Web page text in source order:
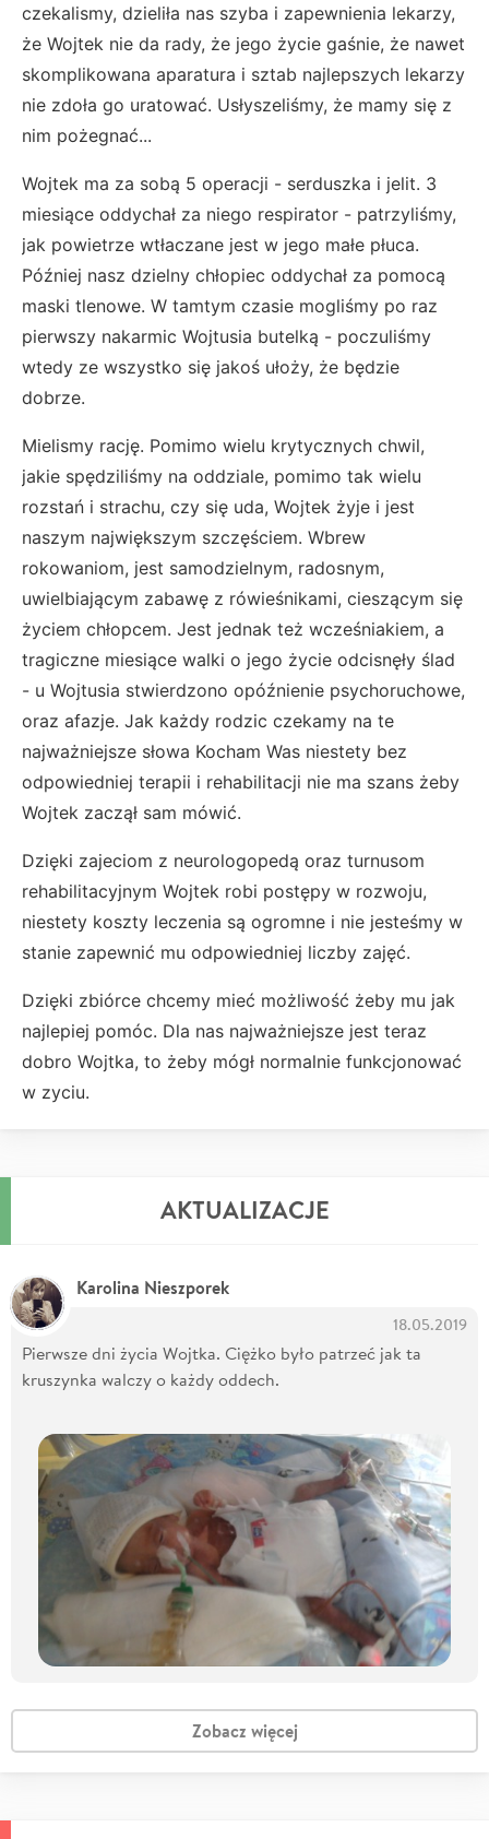
czekalismy, dzieliła nas szyba i zapewnienia lekarzy,
że Wojtek nie da rady, że jego życie gaśnie, że nawet
skomplikowana aparatura i sztab najlepszych lekarzy
nie zdoła go uratować. Usłyszeliśmy, że mamy się z
nim pożegnać...
Wojtek ma za sobą 5 operacji - serduszka i jelit. 3
miesiące oddychał za niego respirator - patrzyliśmy,
jak powietrze wtłaczane jest w jego małe płuca.
Później nasz dzielny chłopiec oddychał za pomocą
maski tlenowe. W tamtym czasie mogliśmy po raz
pierwszy nakarmic Wojtusia butelką - poczuliśmy
wtedy ze wszystko się jakoś ułoży, że będzie
dobrze.
Mielismy rację. Pomimo wielu krytycznych chwil,
jakie spędziliśmy na oddziale, pomimo tak wielu
rozstań i strachu, czy się uda, Wojtek żyje i jest
naszym największym szczęściem. Wbrew
rokowaniom, jest samodzielnym, radosnym,
uwielbiającym zabawę z rówieśnikami, cieszącym się
życiem chłopcem. Jest jednak też wcześniakiem, a
tragiczne miesiące walki o jego życie odcisnęły ślad
- u Wojtusia stwierdzono opóźnienie psychoruchowe,
oraz afazje. Jak każdy rodzic czekamy na te
najważniejsze słowa Kocham Was niestety bez
odpowiedniej terapii i rehabilitacji nie ma szans żeby
Wojtek zaczął sam mówić.
Dzięki zajeciom z neurologopedą oraz turnusom
rehabilitacyjnym Wojtek robi postępy w rozwoju,
niestety koszty leczenia są ogromne i nie jesteśmy w
stanie zapewnić mu odpowiedniej liczby zajęć.
Dzięki zbiórce chcemy mieć możliwość żeby mu jak
najlepiej pomóc. Dla nas najważniejsze jest teraz
dobro Wojtka, to żeby mógł normalnie funkcjonować
w zyciu.
AKTUALIZACJE
Karolina Nieszporek
18.05.2019
Pierwsze dni życia Wojtka. Ciężko było patrzeć jak ta
kruszynka walczy o każdy oddech.
Zobacz więcej